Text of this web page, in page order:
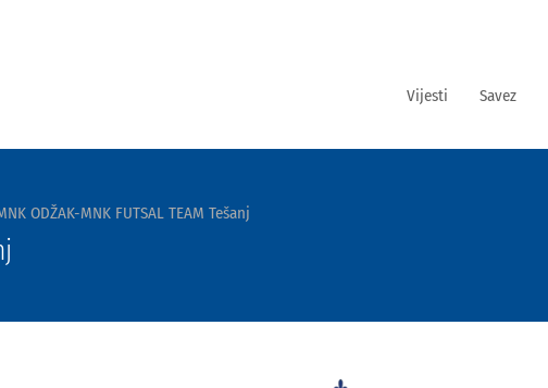
Vijesti Savez
ODŽAK-MNK FUTSAL TEAM Tešanj